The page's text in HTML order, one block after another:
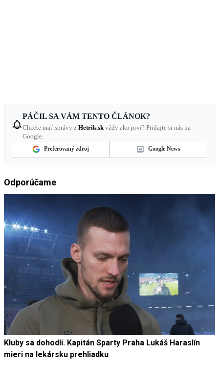
PÁČIL SA VÁM TENTO ČLÁNOK?
Chcete mať správy z Hetrik.sk vždy ako prví? Pridajte si nás na
Google.
Preferovaný zdroj Google News
Odporúčame
Kluby sa dohodli. Kapitán Sparty Praha Lukáš Haraslín
mieri na lekársku prehliadku